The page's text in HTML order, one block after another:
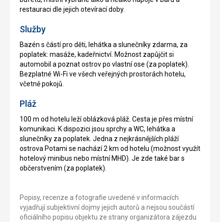
restauraci dle jejich otevírací doby.
Služby
Bazén s částí pro děti, lehátka a slunečníky zdarma, za
poplatek: masáže, kadeřnictví. Možnost zapůjčit si
automobil a poznat ostrov po vlastní ose (za poplatek).
Bezplatné Wi-Fi ve všech veřejných prostorách hotelu,
včetně pokojů.
Pláž
100 m od hotelu leží oblázková pláž. Cesta je přes místní
komunikaci. K dispozici jsou sprchy a WC, lehátka a
slunečníky za poplatek. Jedna z nejkrásnějších pláží
ostrova Potami se nachází 2 km od hotelu (možnost využít
hotelový minibus nebo místní MHD). Je zde také bar s
občerstvením (za poplatek).
Popisy, recenze a fotografie uvedené v informacích
vyjadřují subjektivní dojmy jejich autorů a nejsou součástí
oficiálního popisu objektu ze strany organizátora zájezdu